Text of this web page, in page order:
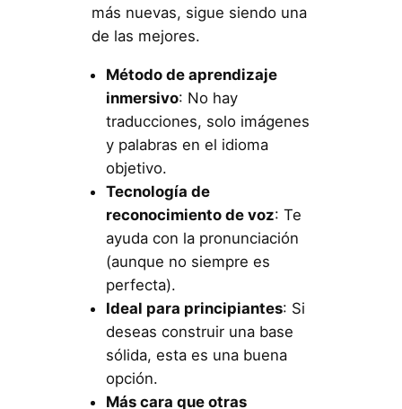
más nuevas, sigue siendo una
de las mejores.
Método de aprendizaje
inmersivo: No hay
traducciones, solo imágenes
y palabras en el idioma
objetivo.
Tecnología de
reconocimiento de voz: Te
ayuda con la pronunciación
(aunque no siempre es
perfecta).
Ideal para principiantes: Si
deseas construir una base
sólida, esta es una buena
opción.
Más cara que otras